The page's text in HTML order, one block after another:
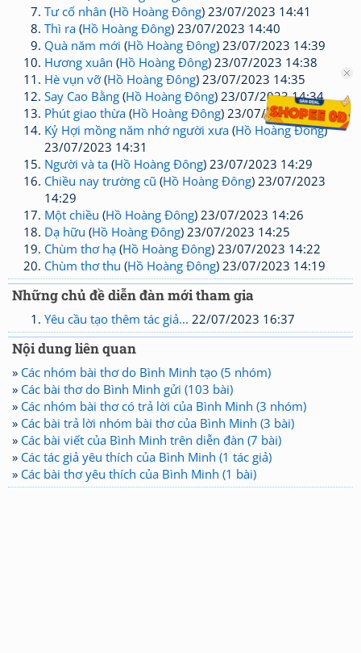
Tư cố nhân (Hồ Hoàng Đông) 23/07/2023 14:41
Thì ra (Hồ Hoàng Đông) 23/07/2023 14:40
Quà năm mới (Hồ Hoàng Đông) 23/07/2023 14:39
Hương xuân (Hồ Hoàng Đông) 23/07/2023 14:38
Hè vụn vỡ(Hồ Hoàng Đông) 23/07/2023 14:35
Say Cao Bằng (Hồ Hoàng Đông) 23/07/2023 14:34
Phút giao thừa (Hồ Hoàng Đông) 23/07/2023 14:32
Kỷ Hợi mồng năm nhớ người xưa (Hồ Hoàng Đông)
23/07/2023 14:31
Người và ta (Hồ Hoàng Đông) 23/07/2023 14:29
Chiều nay trường cũ (Hồ Hoàng Đông) 23/07/2023
14:29
Một chiều (Hồ Hoàng Đông) 23/07/2023 14:26
Dạ hữu (Hồ Hoàng Đông) 23/07/2023 14:25
Chùm thơ hạ (Hồ Hoàng Đông) 23/07/2023 14:22
Chùm thơ thu (Hồ Hoàng Đông) 23/07/2023 14:19
Những chủ đề diễn đàn mới tham gia
Yêu cầu tạo thêm tác giả... 22/07/2023 16:37
Nội dung liên quan
» Các nhóm bài thơ do Bình Minh tạo (5 nhóm)
» Các bài thơ do Bình Minh gửi (103 bài)
» Các nhóm bài thơ có trả lời của Bình Minh (3 nhóm)
» Các bài trả lời nhóm bài thơ của Bình Minh (3 bài)
» Các bài viết của Bình Minh trên diễn đàn (7 bài)
» Các tác giả yêu thích của Bình Minh (1 tác giả)
» Các bài thơ yêu thích của Bình Minh (1 bài)